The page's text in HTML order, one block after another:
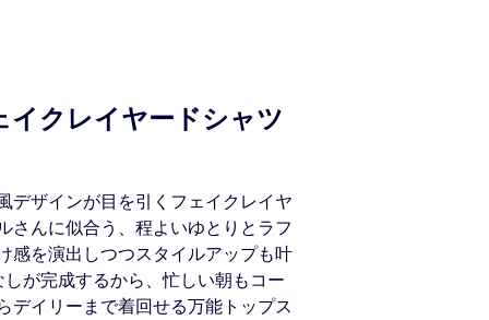
イクレイヤードシャツ
デザインが目を引くフェイクレイヤ
さんに似合う、程よいゆとりとラフ
感を演出しつつスタイルアップも叶
が完成するから、忙しい朝もコー
デイリーまで着回せる万能トップス